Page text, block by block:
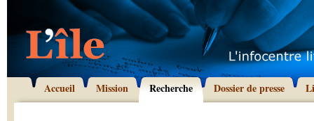
Accueil Mission Recherche Dossier de presse